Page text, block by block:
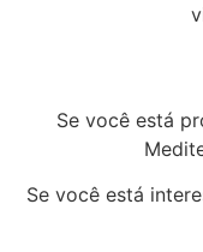
Se você está
Se você está